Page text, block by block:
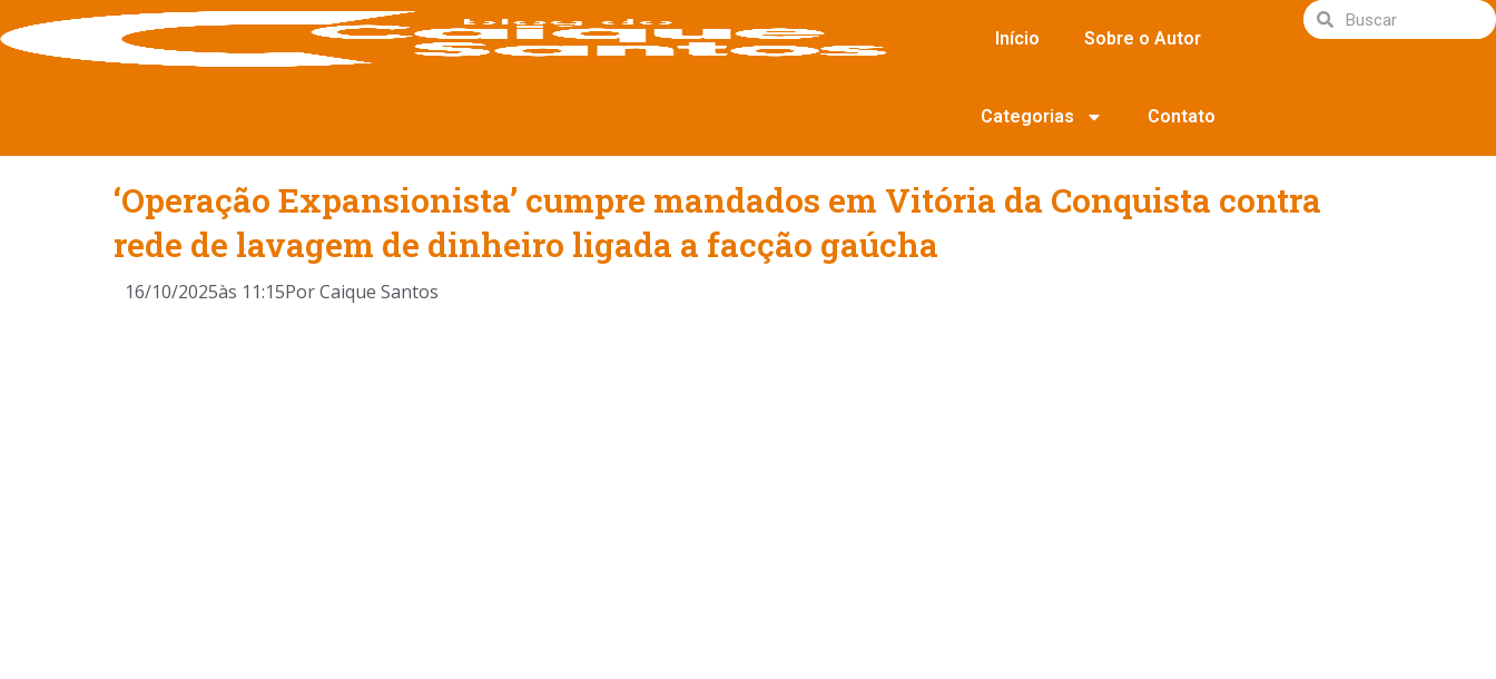
Início Sobre o Autor
Categorias Contato
‘Operação Expansionista’ cumpre mandados em Vitória da Conquista contra
rede de lavagem de dinheiro ligada a facção gaúcha
16/10/2025às 11:15PorCaique Santos